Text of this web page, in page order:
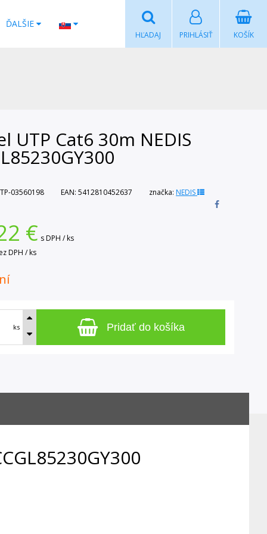
ĎALŠIE
KOŠÍK
PRIHLÁSIŤ
HĽADAJ
UTP Cat6 30m NEDIS
TP-03560198 EAN: 5412810452637 značka: NEDIS
€ s DPH / ks
DPH / ks
ks Pridať do košíka